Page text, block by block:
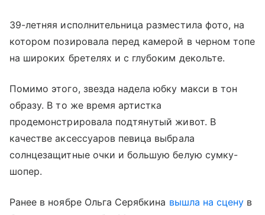
39-летняя исполнительница разместила фото, на
котором позировала перед камерой в черном топе
на широких бретелях и с глубоким декольте.
Помимо этого, звезда надела юбку макси в тон
образу. В то же время артистка
продемонстрировала подтянутый живот. В
качестве аксессуаров певица выбрала
солнцезащитные очки и большую белую сумку-
шопер.
Ранее в ноябре Ольга Серябкина вышла на сцену в